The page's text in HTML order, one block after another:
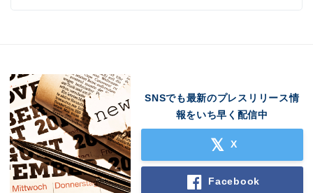
SNSでも最新のプレスリリース情
報をいち早く配信中
X
Facebook